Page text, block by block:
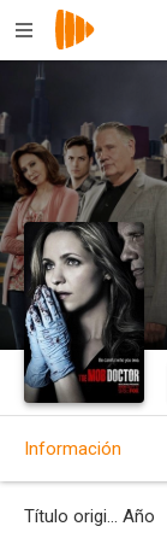
Información
Título original Año